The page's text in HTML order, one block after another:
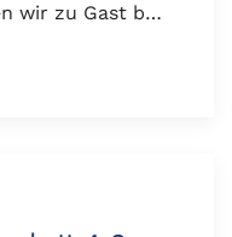
wir zu Gast b…